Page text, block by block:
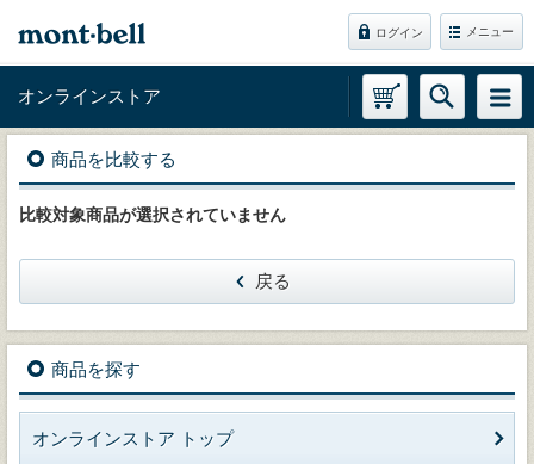
ログイン メニュー
オンラインストア
商品を比較する
比較対象商品が選択されていません
戻る
商品を探す
オンラインストア トップ